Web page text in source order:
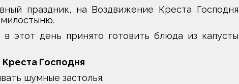
праздник, на Воздвижение Креста Господня
в этот день принято готовить блюда из капусты
Господня
шумные застолья.